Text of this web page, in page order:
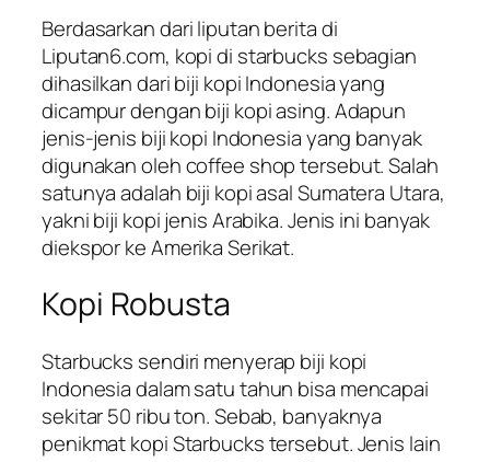
Berdasarkan dari liputan berita di
Liputan6.com, kopi di starbucks sebagian
dihasilkan dari biji kopi Indonesia yang
dicampur dengan biji kopi asing. Adapun
jenis-jenis biji kopi Indonesia yang banyak
digunakan oleh coffee shop tersebut. Salah
satunya adalah biji kopi asal Sumatera Utara,
yakni biji kopi jenis Arabika. Jenis ini banyak
diekspor ke Amerika Serikat.
Kopi Robusta
Starbucks sendiri menyerap biji kopi
Indonesia dalam satu tahun bisa mencapai
sekitar 50 ribu ton. Sebab, banyaknya
penikmat kopi Starbucks tersebut. Jenis lain